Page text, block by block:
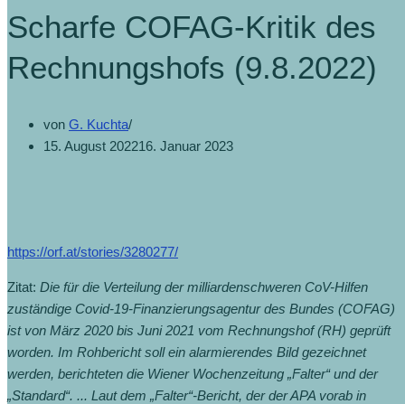
Scharfe COFAG-Kritik des
Rechnungshofs (9.8.2022)
von G. Kuchta
15. August 202216. Januar 2023
https://orf.at/stories/3280277/
Zitat: Die für die Verteilung der milliardenschweren CoV-Hilfen
zuständige Covid-19-Finanzierungsagentur des Bundes (COFAG)
ist von März 2020 bis Juni 2021 vom Rechnungshof (RH) geprüft
worden. Im Rohbericht soll ein alarmierendes Bild gezeichnet
werden, berichteten die Wiener Wochenzeitung „Falter“ und der
„Standard“. ... Laut dem „Falter“-Bericht, der der APA vorab in